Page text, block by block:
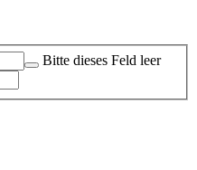
Bitte dieses Feld leer